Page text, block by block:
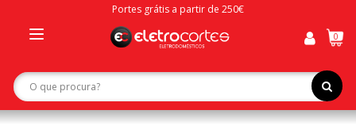
Portes grátis a partir de 250€
navigation
0